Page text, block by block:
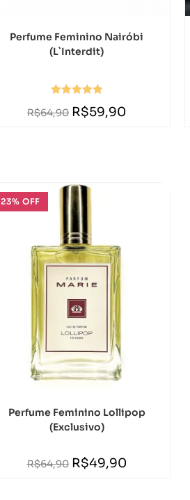
Perfume Feminino Nairóbi
(L`Interdit)
Avaliação
5.00 de 5
R$64,90 R$59,90
23% OFF
Perfume Feminino Lollipop
(Exclusivo)
R$64,90 R$49,90